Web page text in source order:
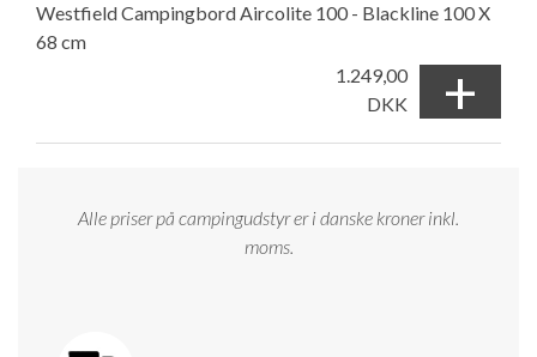
Westfield Campingbord Aircolite 100 - Blackline 100 X
68 cm
1.249,00
DKK
+
Alle priser på campingudstyr er i danske kroner inkl.
moms.